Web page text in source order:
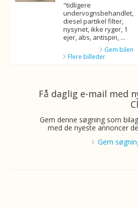
"tidligere
undervognsbehandlet,
diesel partikel filter,
nysynet, ikke ryger, 1
ejer, abs, antispin, ...
Gem bilen
Flere billeder
Få daglig e-mail med
Gem denne søgning som
med de nyeste annoncer
Gem